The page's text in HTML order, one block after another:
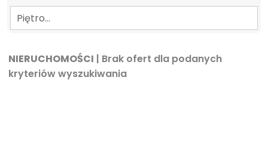
Piętro…
NIERUCHOMOŚCI | Brak ofert dla podanych
kryteriów wyszukiwania